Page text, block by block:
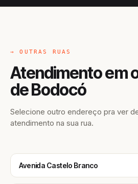
→ OUTRAS RUAS
Atendimento em
de Bodocó
Selecione outro endereço pra ver
atendimento na sua rua.
Avenida Castelo Branco